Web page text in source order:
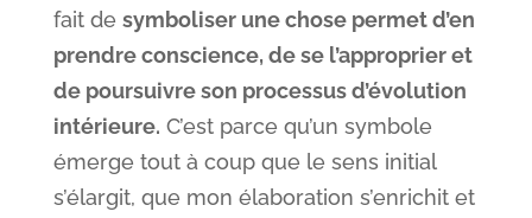
fait de symboliser une chose permet d’en
prendre conscience, de se l’approprier et
de poursuivre son processus d’évolution
intérieure. C’est parce qu’un symbole
émerge tout à coup que le sens initial
s’élargit, que mon élaboration s’enrichit et